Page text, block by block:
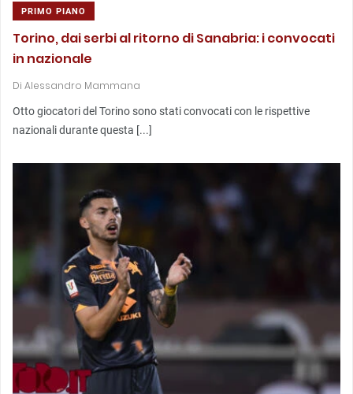
PRIMO PIANO
Torino, dai serbi al ritorno di Sanabria: i convocati
in nazionale
Di Alessandro Mammana
Otto giocatori del Torino sono stati convocati con le rispettive
nazionali durante questa [...]